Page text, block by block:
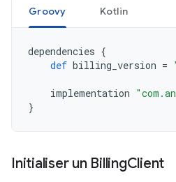
Groovy Kotlin
dependencies {
def billing_version =
implementation
}
Initialiser un BillingClient